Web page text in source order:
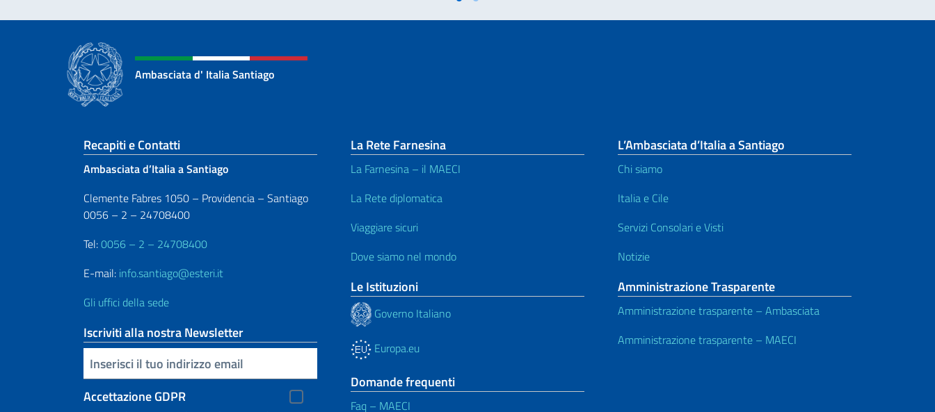
Ambasciata d' Italia Santiago
Sezione footer
Recapiti e Contatti
Ambasciata d’Italia a Santiago
Clemente Fabres 1050 – Providencia – Santiago
0056 – 2 – 24708400
Tel:0056 – 2 – 24708400
E-mail: info.santiago@esteri.it
Gli uffici della sede
Iscriviti alla nostra Newsletter
Inserisci la tua email
Accettazione GDPR
La Rete Farnesina
La Farnesina – il MAECI
La Rete diplomatica
Viaggiare sicuri
Dove siamo nel mondo
Le Istituzioni
Governo Italiano
Europa.eu
Domande frequenti
Faq – MAECI
L’Ambasciata d’Italia a Santiago
Chi siamo
Italia e Cile
Servizi Consolari e Visti
Notizie
Amministrazione Trasparente
Amministrazione trasparente – Ambasciata
Amministrazione trasparente – MAECI